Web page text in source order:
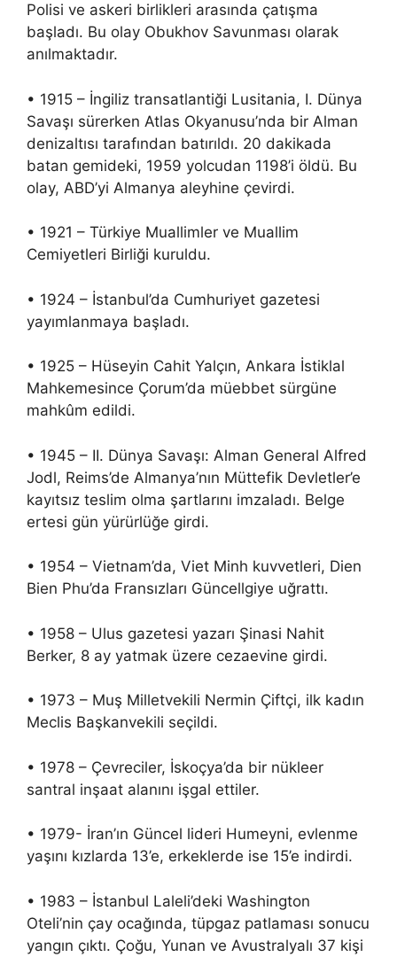
Polisi ve askeri birlikleri arasında çatışma
başladı. Bu olay Obukhov Savunması olarak
anılmaktadır.
• 1915 – İngiliz transatlantiği Lusitania, I. Dünya
Savaşı sürerken Atlas Okyanusu’nda bir Alman
denizaltısı tarafından batırıldı. 20 dakikada
batan gemideki, 1959 yolcudan 1198’i öldü. Bu
olay, ABD’yi Almanya aleyhine çevirdi.
• 1921 – Türkiye Muallimler ve Muallim
Cemiyetleri Birliği kuruldu.
• 1924 – İstanbul’da Cumhuriyet gazetesi
yayımlanmaya başladı.
• 1925 – Hüseyin Cahit Yalçın, Ankara İstiklal
Mahkemesince Çorum’da müebbet sürgüne
mahkûm edildi.
• 1945 – II. Dünya Savaşı: Alman General Alfred
Jodl, Reims’de Almanya’nın Müttefik Devletler’e
kayıtsız teslim olma şartlarını imzaladı. Belge
ertesi gün yürürlüğe girdi.
• 1954 – Vietnam’da, Viet Minh kuvvetleri, Dien
Bien Phu’da Fransızları Güncellgiye uğrattı.
• 1958 – Ulus gazetesi yazarı Şinasi Nahit
Berker, 8 ay yatmak üzere cezaevine girdi.
• 1973 – Muş Milletvekili Nermin Çiftçi, ilk kadın
Meclis Başkanvekili seçildi.
• 1978 – Çevreciler, İskoçya’da bir nükleer
santral inşaat alanını işgal ettiler.
• 1979- İran’ın Güncel lideri Humeyni, evlenme
yaşını kızlarda 13’e, erkeklerde ise 15’e indirdi.
• 1983 – İstanbul Laleli’deki Washington
Oteli’nin çay ocağında, tüpgaz patlaması sonucu
yangın çıktı. Çoğu, Yunan ve Avustralyalı 37 kişi